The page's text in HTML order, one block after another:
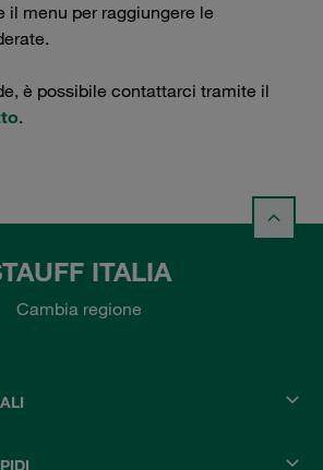
il menu per raggiungere le
è possibile contattarci tramite il
.
ITALIA
Cambia regione